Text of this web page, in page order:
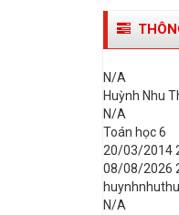
N/A
Huỳnh Nhu
N/A
Toán học 6
20/03/2014
08/08/2026
N/A